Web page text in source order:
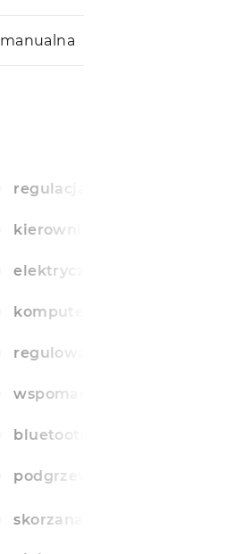
manualna
regulacja wysokosci fotela
kierownica wielofunkcyjna
elektryczne szyby tylne
komputer pokladowy
regulowana kierownica
wspomaganie kierownicy
bluetooth
podgrzewana tylna szyba
skorzana kierownica